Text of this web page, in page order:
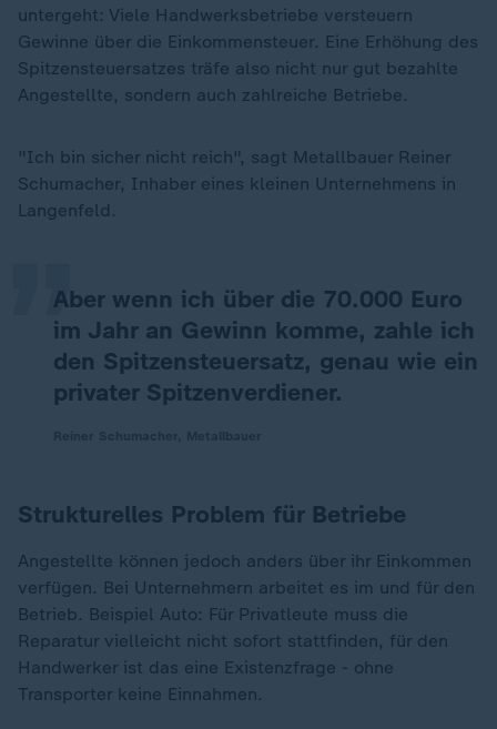
untergeht: Viele Handwerksbetriebe versteuern
Gewinne über die Einkommensteuer. Eine Erhöhung des
Spitzensteuersatzes träfe also nicht nur gut bezahlte
Angestellte, sondern auch zahlreiche Betriebe.
"Ich bin sicher nicht reich", sagt Metallbauer Reiner
Schumacher, Inhaber eines kleinen Unternehmens in
Langenfeld.
Aber wenn ich über die 70.000 Euro
im Jahr an Gewinn komme, zahle ich
den Spitzensteuersatz, genau wie ein
privater Spitzenverdiener.
„
Strukturelles Problem für Betriebe
Angestellte können jedoch anders über ihr Einkommen
verfügen. Bei Unternehmern arbeitet es im und für den
Betrieb. Beispiel Auto: Für Privatleute muss die
Reparatur vielleicht nicht sofort stattfinden, für den
Handwerker ist das eine Existenzfrage - ohne
Transporter keine Einnahmen.